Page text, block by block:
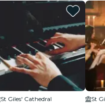
St Giles' Cathedral
St